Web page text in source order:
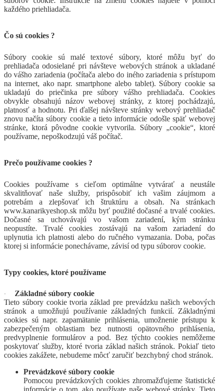
každého priehliadača.
Čo sú cookies ?
Súbory cookie sú malé textové súbory, ktoré môžu byť do
prehliadača odosielané pri návšteve webových stránok a ukladané
do vášho zariadenia (počítača alebo do iného zariadenia s prístupom
na internet, ako napr. smartphone alebo tablet). Súbory cookie sa
ukladajú do priečinka pre súbory vášho prehliadača. Cookies
obvykle obsahujú názov webovej stránky, z ktorej pochádzajú,
platnosť a hodnotu. Pri ďalšej návšteve stránky webový prehliadač
znovu načíta súbory cookie a tieto informácie odošle späť webovej
stránke, ktorá pôvodne cookie vytvorila. Súbory „cookie“, ktoré
používame, nepoškodzujú váš počítač.
Prečo používame cookies ?
Cookies používame s cieľom optimálne vytvárať a neustále
skvalitňovať naše služby, prispôsobiť ich vašim záujmom a
potrebám a zlepšovať ich štruktúru a obsah. Na stránkach
www.kanarikyeshop.sk môžu byť použité dočasné a trvalé cookies.
Dočasné sa uchovávajú vo vašom zariadení, kým stránku
neopustíte. Trvalé cookies zostávajú na vašom zariadení do
uplynutia ich platnosti alebo do ručného vymazania. Doba, počas
ktorej si informácie ponechávame, závisí od typu súborov cookie.
Typy cookies, ktoré používame
·
Základné súbory cookie
Tieto súbory cookie tvoria základ pre prevádzku našich webových
stránok a umožňujú používanie základných funkcií. Základnými
cookies sú napr. zapamätanie prihlásenia, umožnenie prístupu k
zabezpečeným oblastiam bez nutnosti opätovného prihlásenia,
predvyplnenie formulárov a pod. Bez týchto cookies nemôžeme
poskytovať služby, ktoré tvoria základ našich stránok. Pokiaľ tieto
cookies zakážete, nebudeme môcť zaručiť bezchybný chod stránok.
Prevádzkové súbory cookie
Pomocou prevádzkových cookies zhromažďujeme štatistické